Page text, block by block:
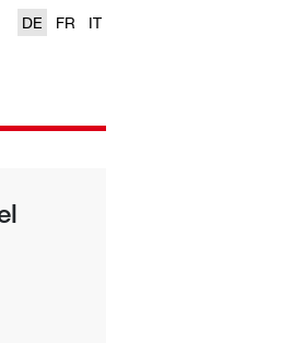
DE FR IT